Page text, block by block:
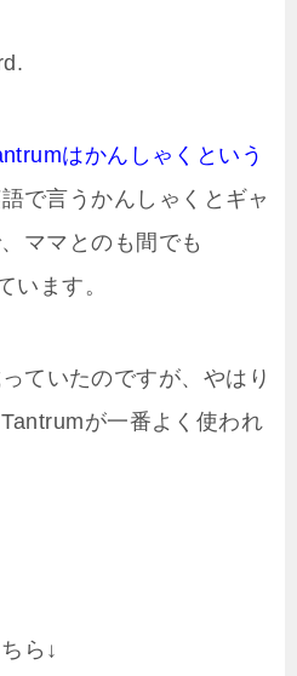
はかんしゃくという
で言うかんしゃくとギャ
ママとのも間でも
います。
ていたのですが、やはり
が一番よく使われ
ら↓